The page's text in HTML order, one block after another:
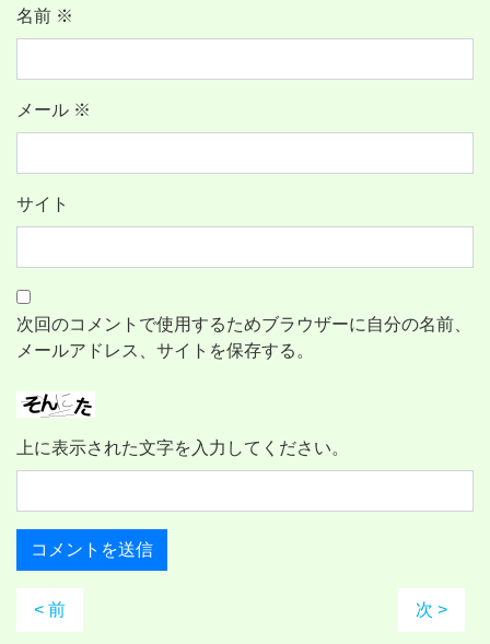
名前 ※
メール ※
サイト
次回のコメントで使用するためブラウザーに自分の名前、
メールアドレス、サイトを保存する。
上に表示された文字を入力してください。
< 前 次 >